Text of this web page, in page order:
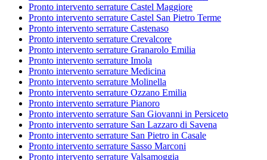
Pronto intervento serrature Castel Maggiore
Pronto intervento serrature Castel San Pietro Terme
Pronto intervento serrature Castenaso
Pronto intervento serrature Crevalcore
Pronto intervento serrature Granarolo Emilia
Pronto intervento serrature Imola
Pronto intervento serrature Medicina
Pronto intervento serrature Molinella
Pronto intervento serrature Ozzano Emilia
Pronto intervento serrature Pianoro
Pronto intervento serrature San Giovanni in Persiceto
Pronto intervento serrature San Lazzaro di Savena
Pronto intervento serrature San Pietro in Casale
Pronto intervento serrature Sasso Marconi
Pronto intervento serrature Valsamoggia